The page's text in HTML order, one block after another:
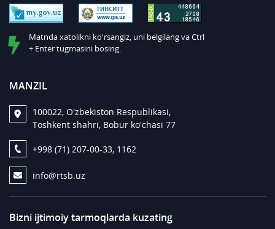
Matnda xatolikni ko'rsangiz, uni belgilang va Ctrl
+ Enter tugmasini bosing.
MANZIL
100022, O'zbekiston Respublikasi,
Toshkent shahri, Bobur ko'chasi 77
+998 (71) 207-00-33, 1162
info@rtsb.uz
Bizni ijtimoiy tarmoqlarda kuzating